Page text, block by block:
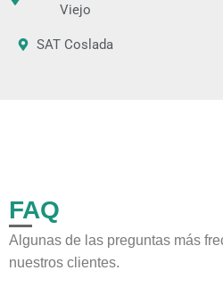
Viejo
SAT Coslada
FAQ
Algunas de las preguntas más
nuestros clientes.